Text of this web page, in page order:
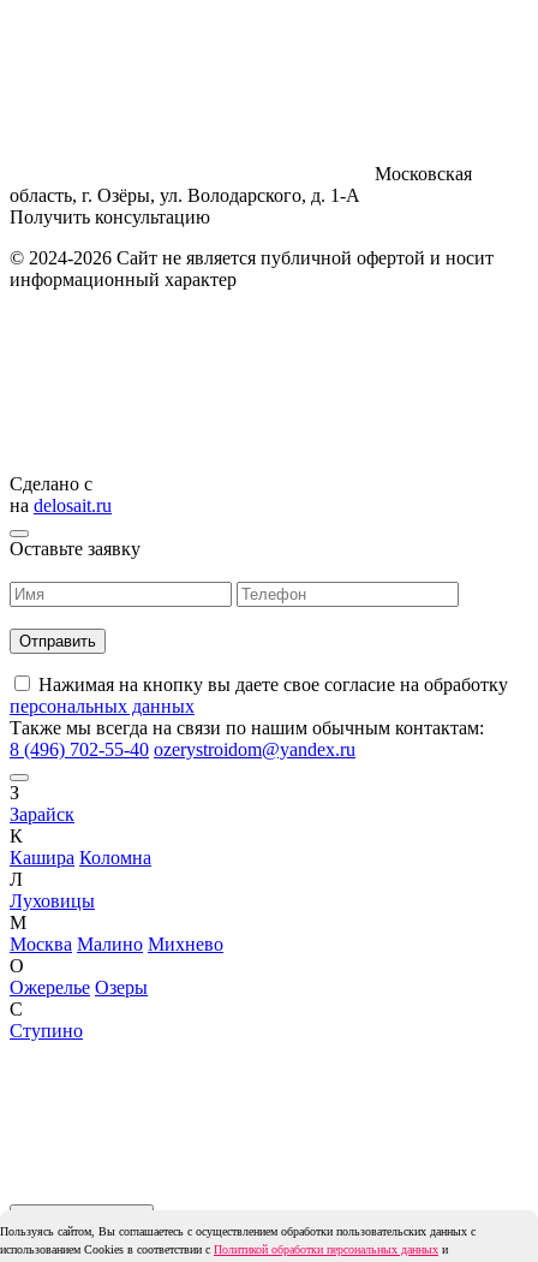
Московская
область, г. Озёры, ул. Володарского, д. 1-А
Получить консультацию
© 2024-2026 Сайт не является публичной офертой и носит
информационный характер
Сделано с
на delosait.ru
Оставьте заявку
Нажимая на кнопку вы даете свое согласие на обработку
персональных данных
Также мы всегда на связи по нашим обычным контактам:
8 (496) 702-55-40 ozerystroidom@yandex.ru
З
Зарайск
К
Кашира Коломна
Л
Луховицы
М
Москва Малино Михнево
О
Ожерелье Озеры
С
Ступино
Пользуясь сайтом, Вы соглашаетесь с осуществлением обработки пользовательских данных с
использованием Cookies в соответствии с Политикой обработки персональных данных и